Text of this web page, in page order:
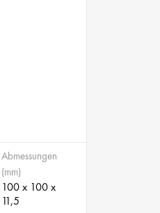
Abmessungen
(mm)
100 x 100 x
11,5